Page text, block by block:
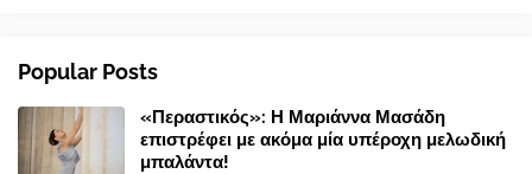
Popular Posts
«Περαστικός»: Η Μαριάννα Μασάδη
επιστρέφει με ακόμα μία υπέροχη μελωδική
μπαλάντα!